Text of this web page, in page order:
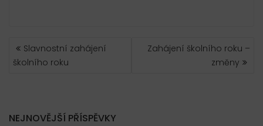
NAVIGACE
PRO
PŘÍSPĚVEK
Slavnostní zahájení
školního roku
Zahájení školního roku –
změny
NEJNOVĚJŠÍ PŘÍSPĚVKY